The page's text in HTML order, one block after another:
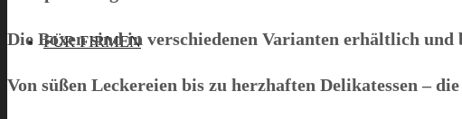
FÜR FIRMEN
Die Boxen sind in verschiedenen Varianten erhältlich
Von süßen Leckereien bis zu herzhaften Delikatessen –